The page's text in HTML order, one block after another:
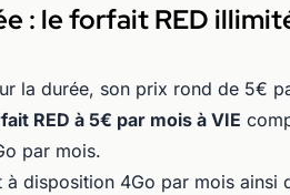
: le forfait RED
la durée, son prix rond de 5€
RED à 5€ par mois à VIE
par mois.
à disposition 4Go par mois ainsi